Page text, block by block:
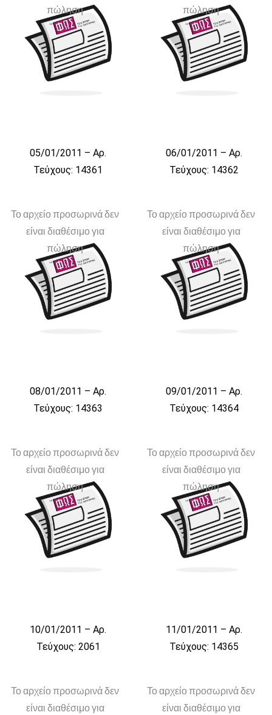
πώληση
05/01/2011 – Αρ.
Τεύχους: 14361
πώληση
06/01/2011 – Αρ.
Τεύχους: 14362
Το αρχείο προσωρινά δεν
είναι διαθέσιμο για
πώληση
08/01/2011 – Αρ.
Τεύχους: 14363
Το αρχείο προσωρινά δεν
είναι διαθέσιμο για
πώληση
09/01/2011 – Αρ.
Τεύχους: 14364
Το αρχείο προσωρινά δεν
είναι διαθέσιμο για
πώληση
10/01/2011 – Αρ.
Τεύχους: 2061
Το αρχείο προσωρινά δεν
είναι διαθέσιμο για
πώληση
11/01/2011 – Αρ.
Τεύχους: 14365
Το αρχείο προσωρινά δεν
είναι διαθέσιμο για
Το αρχείο προσωρινά δεν
είναι διαθέσιμο για